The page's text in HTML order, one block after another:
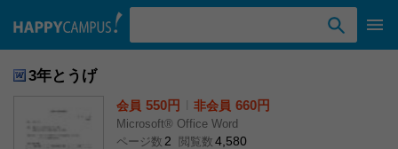
3年とうげ
会員 550円 非会員 660円
Microsoft® Office Word
ページ数 2 閲覧数 4,580